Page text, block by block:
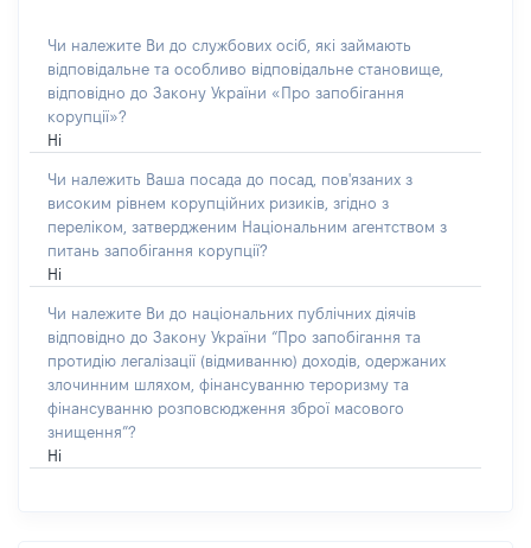
Чи належите Ви до службових осіб, які займають
відповідальне та особливо відповідальне становище,
відповідно до Закону України «Про запобігання
корупції»?
Ні
Чи належить Ваша посада до посад, пов'язаних з
високим рівнем корупційних ризиків, згідно з
переліком, затвердженим Національним агентством з
питань запобігання корупції?
Ні
Чи належите Ви до національних публічних діячів
відповідно до Закону України “Про запобігання та
протидію легалізації (відмиванню) доходів, одержаних
злочинним шляхом, фінансуванню тероризму та
фінансуванню розповсюдження зброї масового
знищення”?
Ні